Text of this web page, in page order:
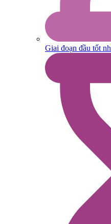
Giai đoạn đầu tốt